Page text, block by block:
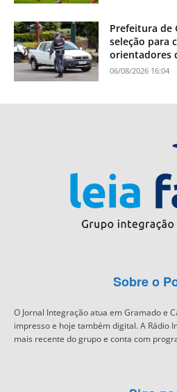
Prefeitura de
seleção para
orientadores
06/08/2026 16:04
Sobre o
O Jornal Integração atua em Gramado e
impresso e hoje também digital. A Rádio
mais recente do grupo e conta com